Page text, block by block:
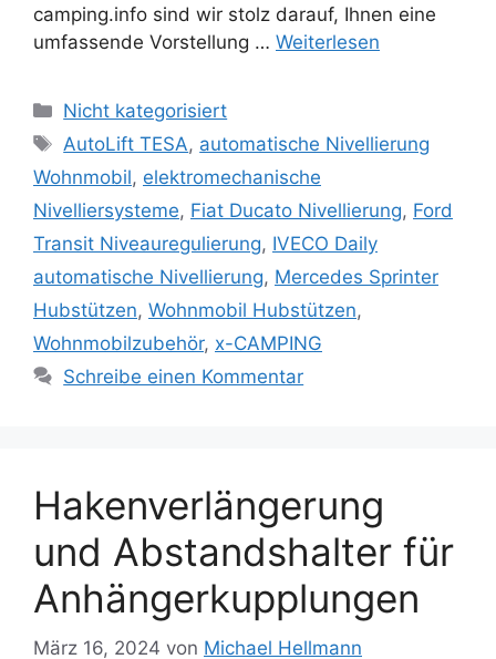
camping.info sind wir stolz darauf, Ihnen eine
umfassende Vorstellung … Weiterlesen
Kategorien
Nicht kategorisiert
Schlagwörter
AutoLift TESA, automatische Nivellierung
Wohnmobil, elektromechanische
Nivelliersysteme, Fiat Ducato Nivellierung, Ford
Transit Niveauregulierung, IVECO Daily
automatische Nivellierung, Mercedes Sprinter
Hubstützen, Wohnmobil Hubstützen,
Wohnmobilzubehör, x-CAMPING
Schreibe einen Kommentar
Hakenverlängerung
und Abstandshalter für
Anhängerkupplungen
März 16, 2024 von Michael Hellmann